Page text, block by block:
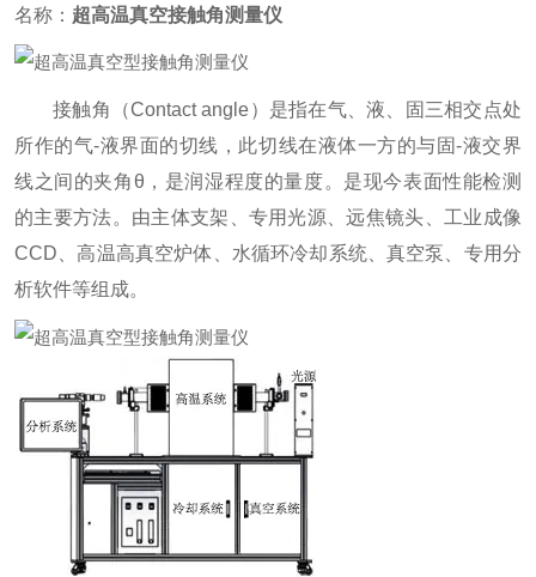
名称： 超高温真空接触角测量仪
接触角（Contact angle）是指在气、液、固三相交点处
所作的气-液界面的切线，此切线在液体一方的与固-液交界
线之间的夹角θ，是润湿程度的量度。是现今表面性能检测
的主要方法。由主体支架、专用光源、远焦镜头、工业成像
CCD、高温高真空炉体、水循环冷却系统、真空泵、专用分
析软件等组成。